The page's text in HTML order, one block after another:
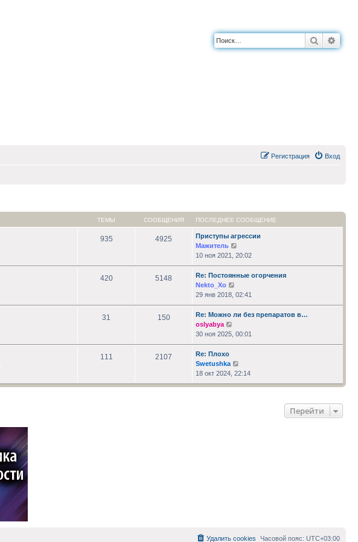
Поиск
Вход
Регистрация
ТЕМЫ СООБЩЕНИЯ ПОСЛЕДНЕЕ СООБЩЕНИЕ
935 4925
Приступы агрессии
Мажитель
к
последнему
сообщению
10 ноя 2021, 20:02
420 5148
Re: Постоянные огорчения
Nekto_Xo
к
последнему
сообщению
29 янв 2018, 02:41
31 150
Re: Можно ли без препаратов в…
oslyabya
к
последнему
30 ноя 2025, 00:01
111 2107
Re: Плохо
Swetushka
к
последнему
18 окт 2024, 22:14
Перейти
Часовой пояс: UTC+03:00
Удалить cookies